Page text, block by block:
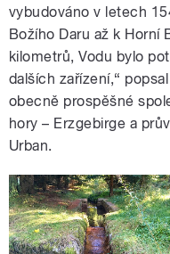
vybudováno v letech
Božího Daru až k Horní
kilometrů, Vodu bylo
dalších zařízení,“
obecně prospěšné
hory – Erzgebirge a
Urban.